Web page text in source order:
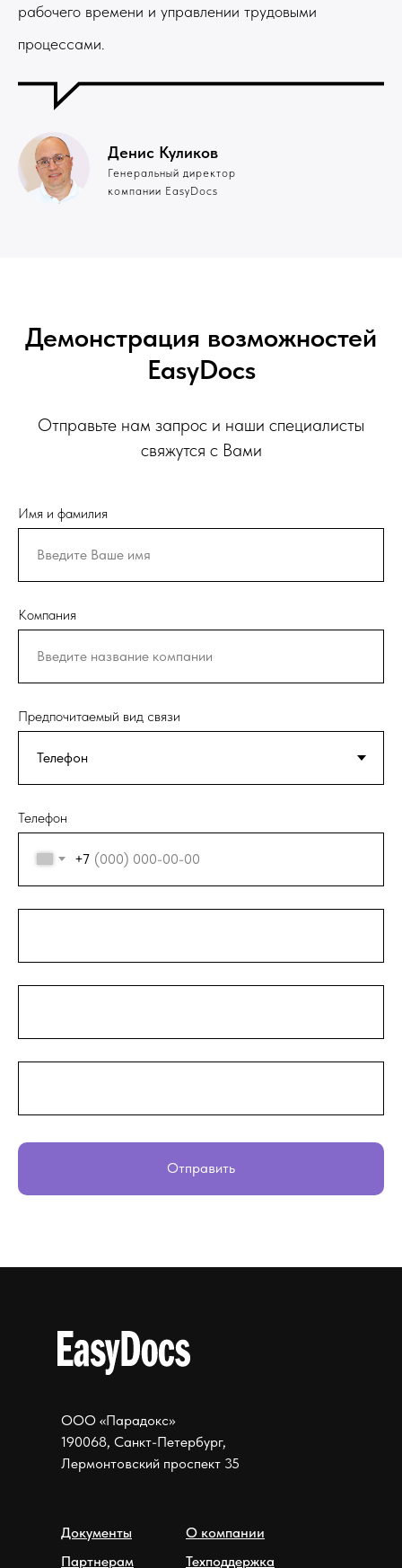
рабочего времени и управлении трудовыми
процессами.
Денис Куликов
Генеральный директор
компании EasyDocs
Демонстрация возможностей
EasyDocs
Отправьте нам запрос и наши специалисты
свяжутся с Вами
Имя и фамилия
Компания
Предпочитаемый вид связи
Телефон
+7
Отправить
Документы
Партнерам
О компании
Техподдержка
ООО «Парадокс»
190068, Санкт-Петербург,
Лермонтовский проспект 35